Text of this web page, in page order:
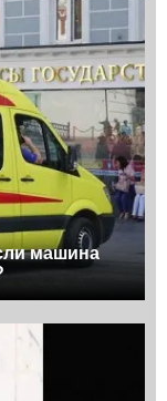
машина